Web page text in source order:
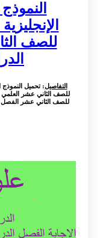
للصف
التفاصيل: تحميل النموذج
للصف الثاني عشر العلمي
للصف الثاني عشر الفصل